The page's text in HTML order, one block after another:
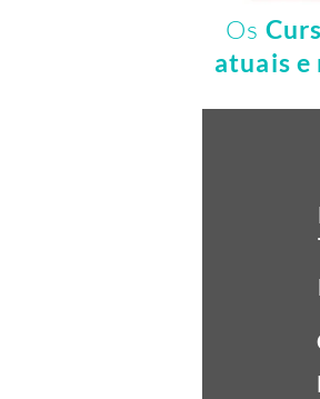
Os
atuais e